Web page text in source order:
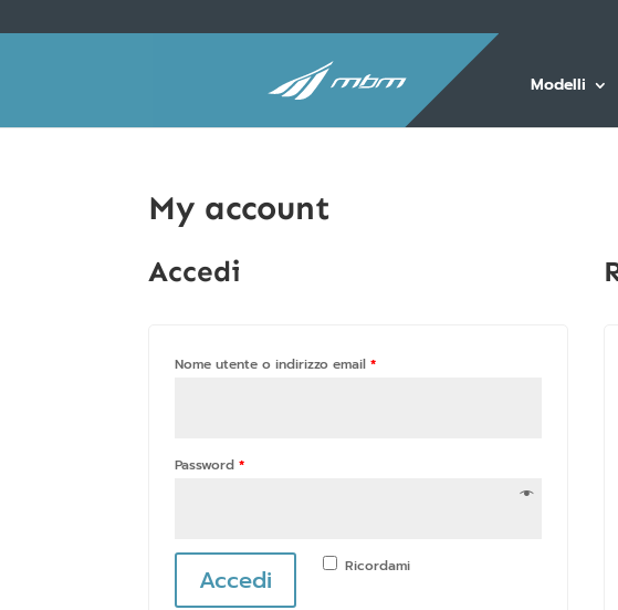
Modelli
My account
Accedi
Nome utente o indirizzo email*
Password*
Ricordami
Accedi